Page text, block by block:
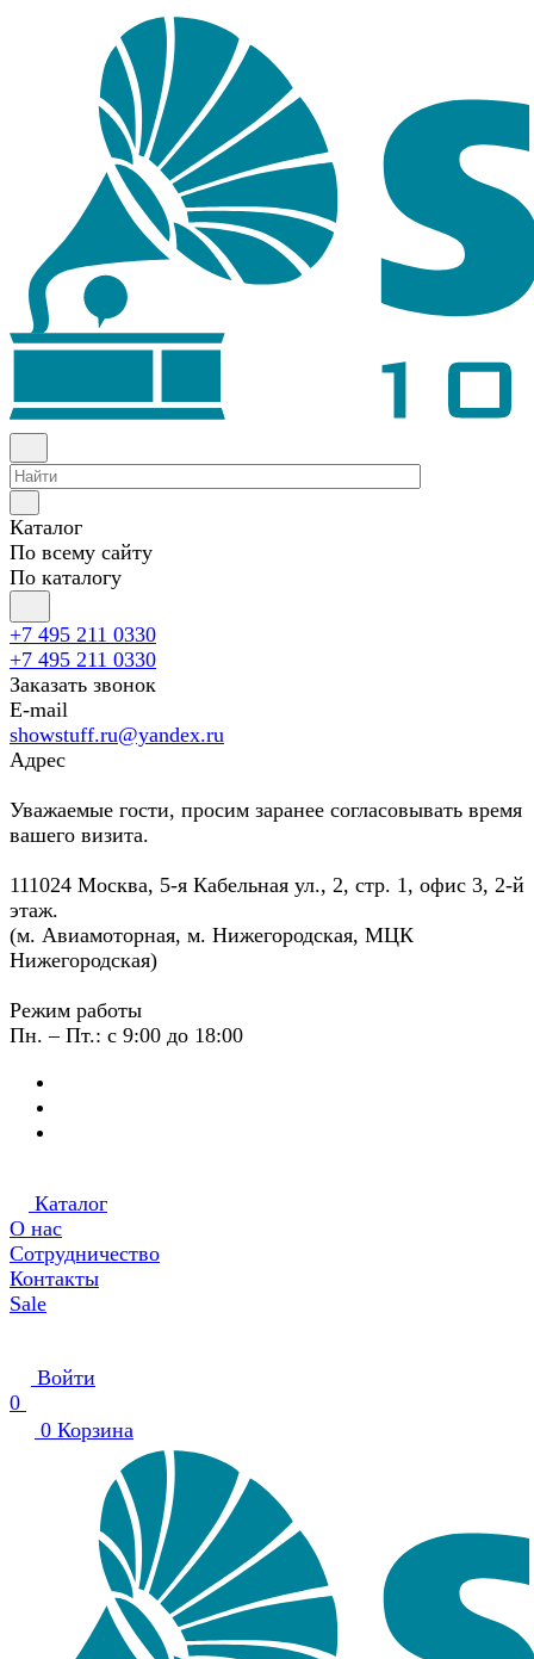
Каталог
По всему сайту
По каталогу
+7 495 211 0330
+7 495 211 0330
Заказать звонок
E-mail
showstuff.ru@yandex.ru
Адрес
Уважаемые гости, просим заранее согласовывать время
вашего визита.
111024 Москва, 5-я Кабельная ул., 2, стр. 1, офис 3, 2-й
этаж.
(м. Авиамоторная, м. Нижегородская, МЦК
Нижегородская)
Режим работы
Пн. – Пт.: с 9:00 до 18:00
Каталог
О нас
Сотрудничество
Контакты
Sale
Войти
0
0 Корзина